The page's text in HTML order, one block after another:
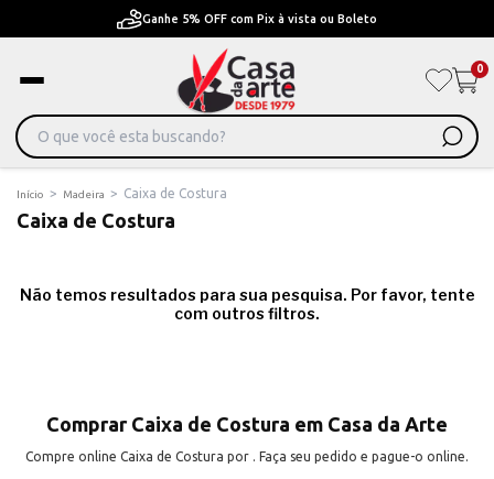
Ganhe 5% OFF com Pix à vista ou Boleto
0
Início > Madeira > Caixa de Costura
Caixa de Costura
Não temos resultados para sua pesquisa. Por favor, tente
com outros filtros.
Comprar Caixa de Costura em Casa da Arte
Compre online Caixa de Costura por . Faça seu pedido e pague-o online.